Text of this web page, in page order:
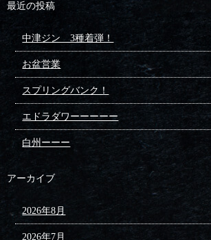
最近の投稿
中津ジン 3種着弾！
お盆営業
スプリングバンク！
エドラダワーーーーー
白州ーーー
アーカイブ
2026年8月
2026年7月